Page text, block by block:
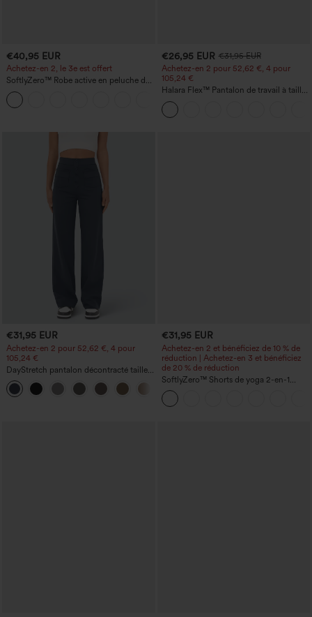
€40,95 EUR
Achetez-en 2, le 3e est offert
SoftlyZero™ Robe active en peluche dos
nu — Édition Hyper Facile
€26,95 EUR €31,95 EUR
Achetez-en 2 pour 52,62 €, 4 pour
105,24 €
Halara Flex™ Pantalon de travail à taille
haute, jambe large, avec poches, en
maille gaufrée
€31,95 EUR
Achetez-en 2 pour 52,62 €, 4 pour
105,24 €
DayStretch pantalon décontracté taille
haute avec poches et coupe droite
€31,95 EUR
Achetez-en 2 et bénéficiez de 10 % de
réduction | Achetez-en 3 et bénéficiez
de 20 % de réduction
SoftlyZero™ Shorts de yoga 2-en-1
InstantCool, super taille haute, aérés, 5''
avec poches — longueur allongée